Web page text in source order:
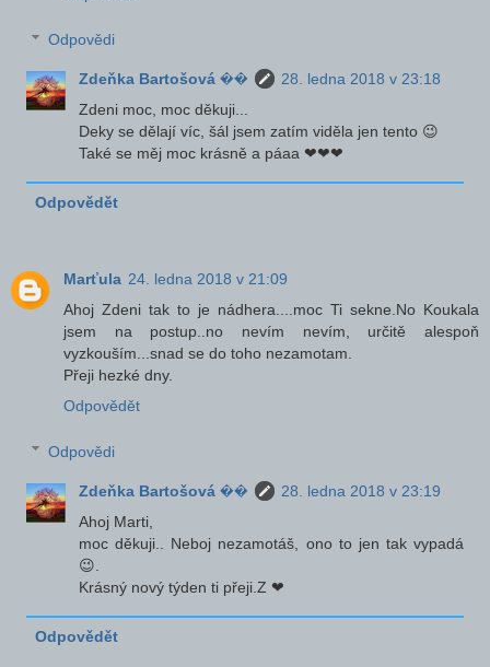
Odpovědi
Zdeňka Bartošová ��
28. ledna 2018 v 23:18
Zdeni moc, moc děkuji...
Deky se dělají víc, šál jsem zatím viděla jen tento 😉
Také se měj moc krásně a páaa ❤❤❤
Odpovědět
Marťula 24. ledna 2018 v 21:09
Ahoj Zdeni tak to je nádhera....moc Ti sekne.No Koukala
jsem na postup..no nevím nevím, určitě alespoň
vyzkouším...snad se do toho nezamotam.
Přeji hezké dny.
Odpovědět
Odpovědi
Zdeňka Bartošová ��
28. ledna 2018 v 23:19
Ahoj Marti,
moc děkuji.. Neboj nezamotáš, ono to jen tak vypadá
😉.
Krásný nový týden ti přeji.Z ❤
Odpovědět